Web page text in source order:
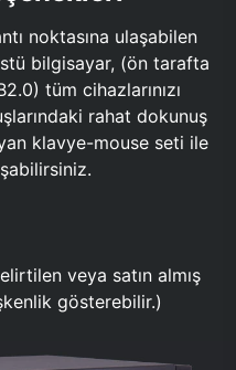
noktasına ulaşabilen
bilgisayar, (ön tarafta
tüm cihazlarınızı
rahat dokunuş
klavye-mouse seti ile
veya satın almış
gösterebilir.)